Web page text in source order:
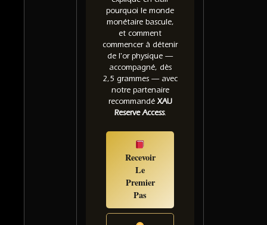
pourquoi le monde
monétaire bascule,
et comment
commencer à détenir
de l'or physique —
accompagné, dès
2,5 grammes — avec
notre partenaire
recommandé XAU
Reserve Access.
Recevoir
Le
Premier
Pas